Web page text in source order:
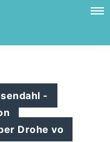
-
Drohe vo